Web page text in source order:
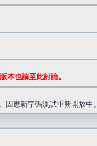
本也請至此討論。
因應新字碼測試重新開放中。